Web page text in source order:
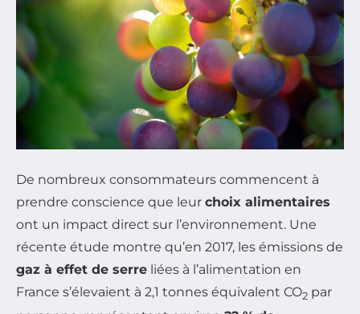
De nombreux consommateurs commencent à
prendre conscience que leur choix alimentaires
ont un impact direct sur l’environnement. Une
récente étude montre qu’en 2017, les émissions de
gaz à effet de serre liées à l’alimentation en
France s’élevaient à 2,1 tonnes équivalent CO2 par